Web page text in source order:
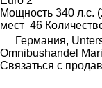
Мощность 340 л.с.
мест 46
Германия,
Omnibushandel
Связаться с